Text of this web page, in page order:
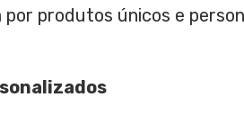
produtos únicos e